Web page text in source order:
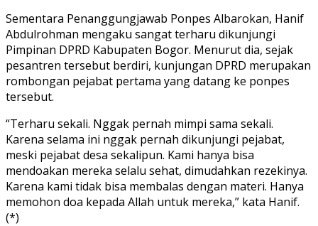
Sementara Penanggungjawab Ponpes Albarokan, Hanif
Abdulrohman mengaku sangat terharu dikunjungi
Pimpinan DPRD Kabupaten Bogor. Menurut dia, sejak
pesantren tersebut berdiri, kunjungan DPRD merupakan
rombongan pejabat pertama yang datang ke ponpes
tersebut.
“Terharu sekali. Nggak pernah mimpi sama sekali.
Karena selama ini nggak pernah dikunjungi pejabat,
meski pejabat desa sekalipun. Kami hanya bisa
mendoakan mereka selalu sehat, dimudahkan rezekinya.
Karena kami tidak bisa membalas dengan materi. Hanya
memohon doa kepada Allah untuk mereka,” kata Hanif.
(*)